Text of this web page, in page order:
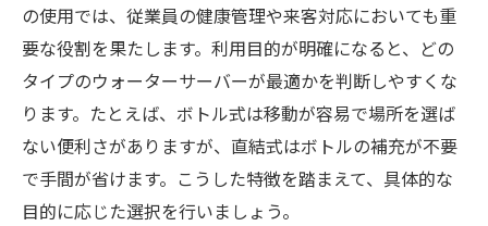
補充の手間を比較
環境への影響評価
選択に影響するライフスタイル
ウォーターサーバー選びで失敗しないための重
要なチェックポイント
契約内容の確認事項
の使用では、従業員の健康管理や来客対応においても重
要な役割を果たします。利用目的が明確になると、どの
タイプのウォーターサーバーが最適かを判断しやすくな
ります。たとえば、ボトル式は移動が容易で場所を選ば
ない便利さがありますが、直結式はボトルの補充が不要
で手間が省けます。こうした特徴を踏まえて、具体的な
目的に応じた選択を行いましょう。